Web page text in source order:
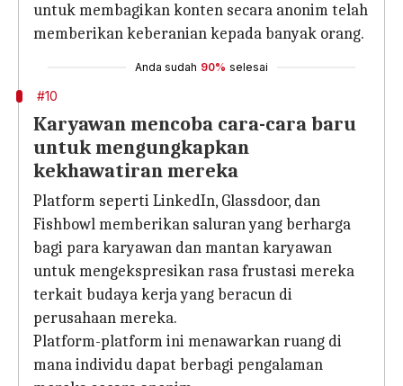
untuk membagikan konten secara anonim telah
memberikan keberanian kepada banyak orang.
Anda sudah 90% selesai
#10
Karyawan mencoba cara-cara baru
untuk mengungkapkan
kekhawatiran mereka
Platform seperti LinkedIn, Glassdoor, dan
Fishbowl memberikan saluran yang berharga
bagi para karyawan dan mantan karyawan
untuk mengekspresikan rasa frustasi mereka
terkait budaya kerja yang beracun di
perusahaan mereka.
Platform-platform ini menawarkan ruang di
mana individu dapat berbagi pengalaman